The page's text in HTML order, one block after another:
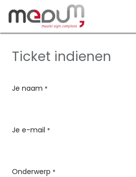
Ticket indienen
Je naam *
Je e-mail *
Onderwerp *